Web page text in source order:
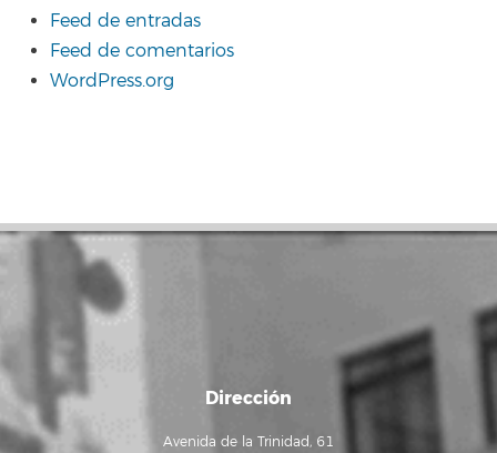
Feed de entradas
Feed de comentarios
WordPress.org
Dirección
Avenida de la Trinidad, 61